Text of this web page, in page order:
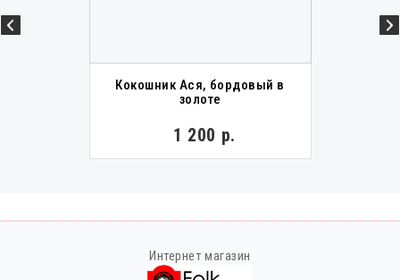
Кокошник Ася, бордовый в
золоте
1 200 р.
Интернет магазин